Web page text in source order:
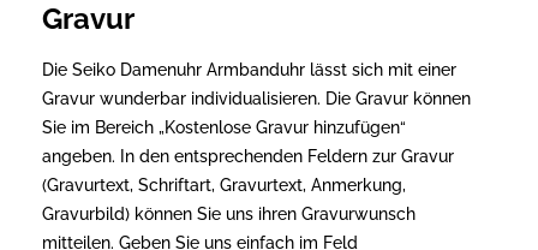
Gravur
Die Seiko Damenuhr Armbanduhr lässt sich mit einer
Gravur wunderbar individualisieren. Die Gravur können
Sie im Bereich „Kostenlose Gravur hinzufügen“
angeben. In den entsprechenden Feldern zur Gravur
(Gravurtext, Schriftart, Gravurtext, Anmerkung,
Gravurbild) können Sie uns ihren Gravurwunsch
mitteilen. Geben Sie uns einfach im Feld